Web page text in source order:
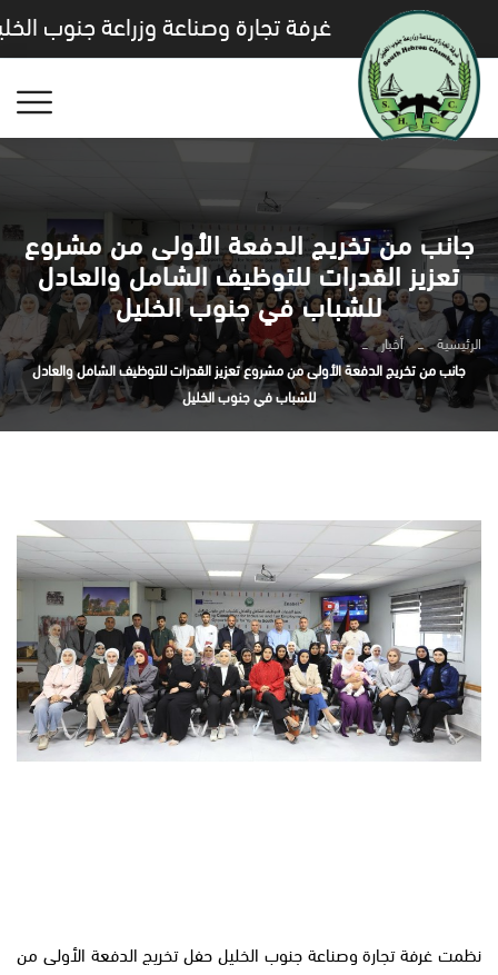
غرفة تجارة وصناعة وزراعة جنوب
جانب من تخريج الدفعة الأولى من مشروع
تعزيز القدرات للتوظيف الشامل والعادل
للشباب في جنوب الخليل
الرئيسية
أخبار
جانب من تخريج الدفعة الأولى من مشروع تعزيز القدرات للتوظيف الشامل والعادل
للشباب في جنوب الخليل
نظمت غرفة تجارة وصناعة جنوب الخليل حفل تخريج الدفعة الأولى من